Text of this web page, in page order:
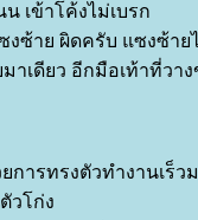
เข้าโค้งไม่เบรก
งซ้าย ผิดครับ แซงซ้าย
าเดียว อีกมือเท้าที่วาง
ารทรงตัวทำงานเร็วม
วโก่ง